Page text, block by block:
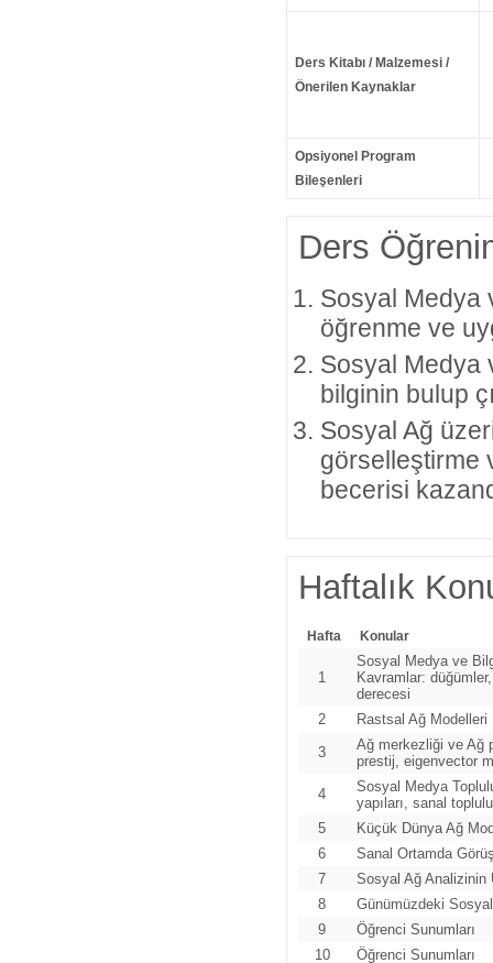
Ders Kitabı / Malzemesi /
Önerilen Kaynaklar
Opsiyonel Program
Bileşenleri
Ders
Sosyal Medya
öğrenme ve
Sosyal Medya
bilginin bulup
Sosyal Ağ
görselleştirme
becerisi
Haftalık
Hafta Konular
1
Sosyal Medya ve
Kavramlar:
derecesi
2
Rastsal Ağ Modelleri
3
Ağ merkezliği ve Ağ
prestij, eigenvector
4
Sosyal Medya
yapıları, sanal
5
Küçük Dünya Ağ
6
Sanal Ortamda
7
Sosyal Ağ Analizinin
8
Günümüzdeki
9
Öğrenci Sunumları
10
Öğrenci Sunumları